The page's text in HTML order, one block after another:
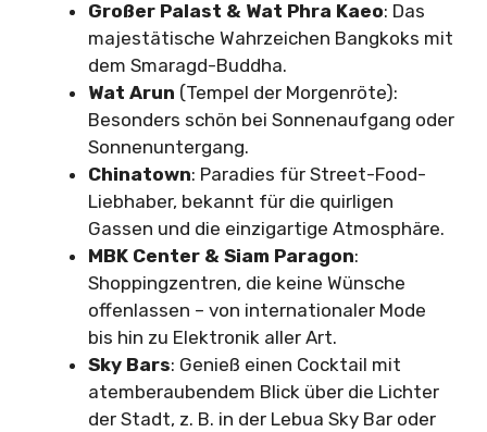
Großer Palast & Wat Phra Kaeo: Das
majestätische Wahrzeichen Bangkoks mit
dem Smaragd-Buddha.
Wat Arun (Tempel der Morgenröte):
Besonders schön bei Sonnenaufgang oder
Sonnenuntergang.
Chinatown: Paradies für Street-Food-
Liebhaber, bekannt für die quirligen
Gassen und die einzigartige Atmosphäre.
MBK Center & Siam Paragon:
Shoppingzentren, die keine Wünsche
offenlassen – von internationaler Mode
bis hin zu Elektronik aller Art.
Sky Bars: Genieß einen Cocktail mit
atemberaubendem Blick über die Lichter
der Stadt, z. B. in der Lebua Sky Bar oder